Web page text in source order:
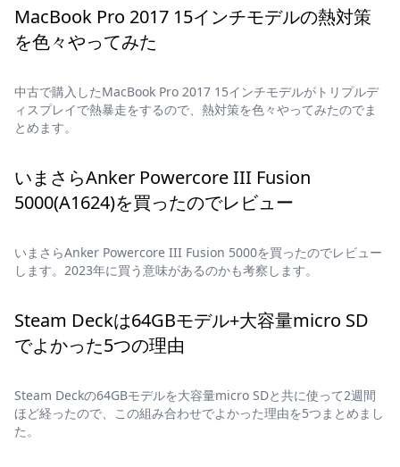
MacBook Pro 2017 15インチモデルの熱対策
を色々やってみた
中古で購入したMacBook Pro 2017 15インチモデルがトリプルデ
ィスプレイで熱暴走をするので、熱対策を色々やってみたのでま
とめます。
いまさらAnker Powercore III Fusion
5000(A1624)を買ったのでレビュー
いまさらAnker Powercore III Fusion 5000を買ったのでレビュー
します。2023年に買う意味があるのかも考察します。
Steam Deckは64GBモデル+大容量micro SD
でよかった5つの理由
Steam Deckの64GBモデルを大容量micro SDと共に使って2週間
ほど経ったので、この組み合わせでよかった理由を5つまとめまし
た。